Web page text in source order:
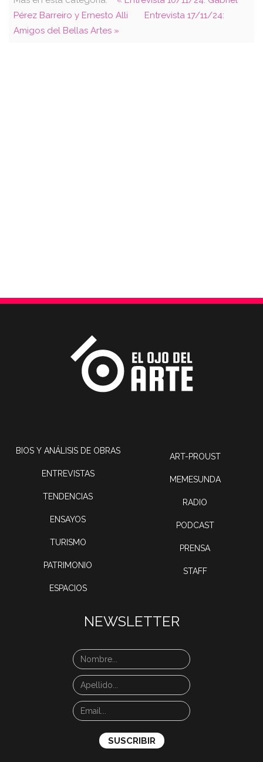
Pérez Barreiro y Ernesto Alli
Entrevista 17/11/24:
Amigos del Bellas Artes »
BIOS Y ANÁLISIS DE OBRAS
ENTREVISTAS
TENDENCIAS
ENSAYOS
TURISMO
PATRIMONIO
ESPACIOS
ART-PROUST
MEMESUNDA
RADIO
PODCAST
PRENSA
STAFF
NEWSLETTER